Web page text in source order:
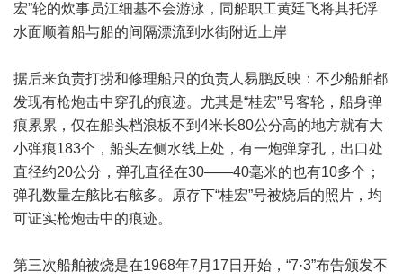
宏”轮的炊事员江细基不会游泳，同船职工黄廷飞将其托浮
水面顺着船与船的间隔漂流到水街附近上岸
据后来负责打捞和修理船只的负责人易鹏反映：不少船舶都
发现有枪炮击中穿孔的痕迹。尤其是“桂宏”号客轮，船身弹
痕累累，仅在船头档浪板不到4米长80公分高的地方就有大
小弹痕183个，船头左侧水线上处，有一炮弹穿孔，出口处
直径约20公分，弹孔直径在30——40毫米的也有10多个；
弹孔数量左舷比右舷多。原存下“桂宏”号被烧后的照片，均
可证实枪炮击中的痕迹。
第三次船舶被烧是在1968年7月17日开始，“7·3”布告颁发不